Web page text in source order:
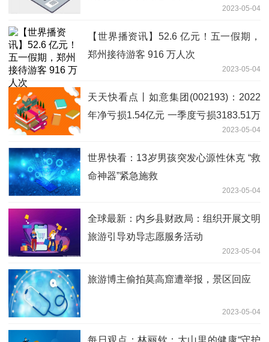
2023-05-04
【世界播资讯】52.6 亿元！五一假期，
郑州接待游客 916 万人次
2023-05-04
天天快看点丨如意集团(002193)：2022
年净亏损1.54亿元 一季度亏损3183.51万
2023-05-04
世界快看：13岁男孩突发心源性休克 “救
命神器”紧急施救
2023-05-04
全球最新：内乡县财政局：组织开展文明
旅游引导劝导志愿服务活动
2023-05-04
旅游博主偷拍莫高窟遭举报，景区回应
2023-05-04